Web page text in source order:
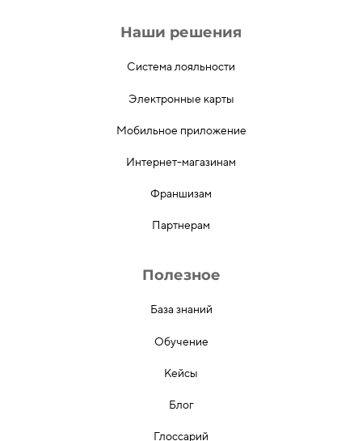
Наши решения
Система лояльности
Электронные карты
Мобильное приложение
Интернет-магазинам
Франшизам
Партнерам
Полезное
База знаний
Обучение
Кейсы
Блог
Глоссарий